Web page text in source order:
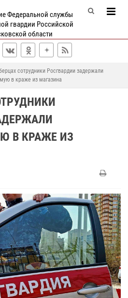
Федеральной службы
гвардии Российской
области
сотрудники Росгвардии задержали
в краже из магазина
В КРАЖЕ ИЗ